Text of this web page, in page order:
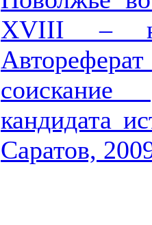
XVIII –
соискание
кандидата
Саратов,